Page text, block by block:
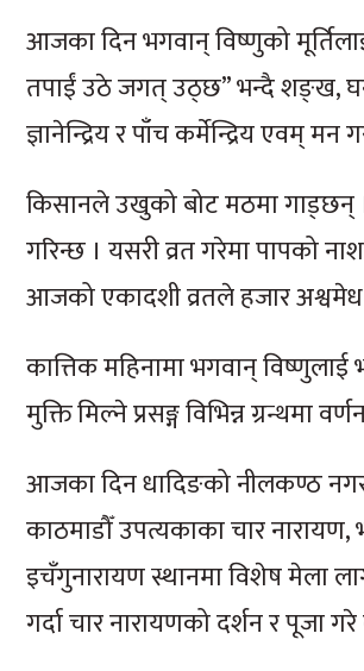
आजका दिन भगवान् विष्णुको
तपाईं उठे जगत् उठ्छ” भन्दै शङ्ख,
ज्ञानेन्द्रिय र पाँच कर्मेन्द्रिय एवम्
किसानले उखुको बोट मठमा
गरिन्छ । यसरी व्रत गरेमा पापको
आजको एकादशी व्रतले हजार अश्वमेध
कात्तिक महिनामा भगवान्
मुक्ति मिल्ने प्रसङ्ग विभिन्न ग्रन्थमा
आजका दिन धादिङको नीलकण्ठ
काठमाडौँ उपत्यकाका चार
इचँगुनारायण स्थानमा विशेष मेला
गर्दा चार नारायणको दर्शन र पूजा